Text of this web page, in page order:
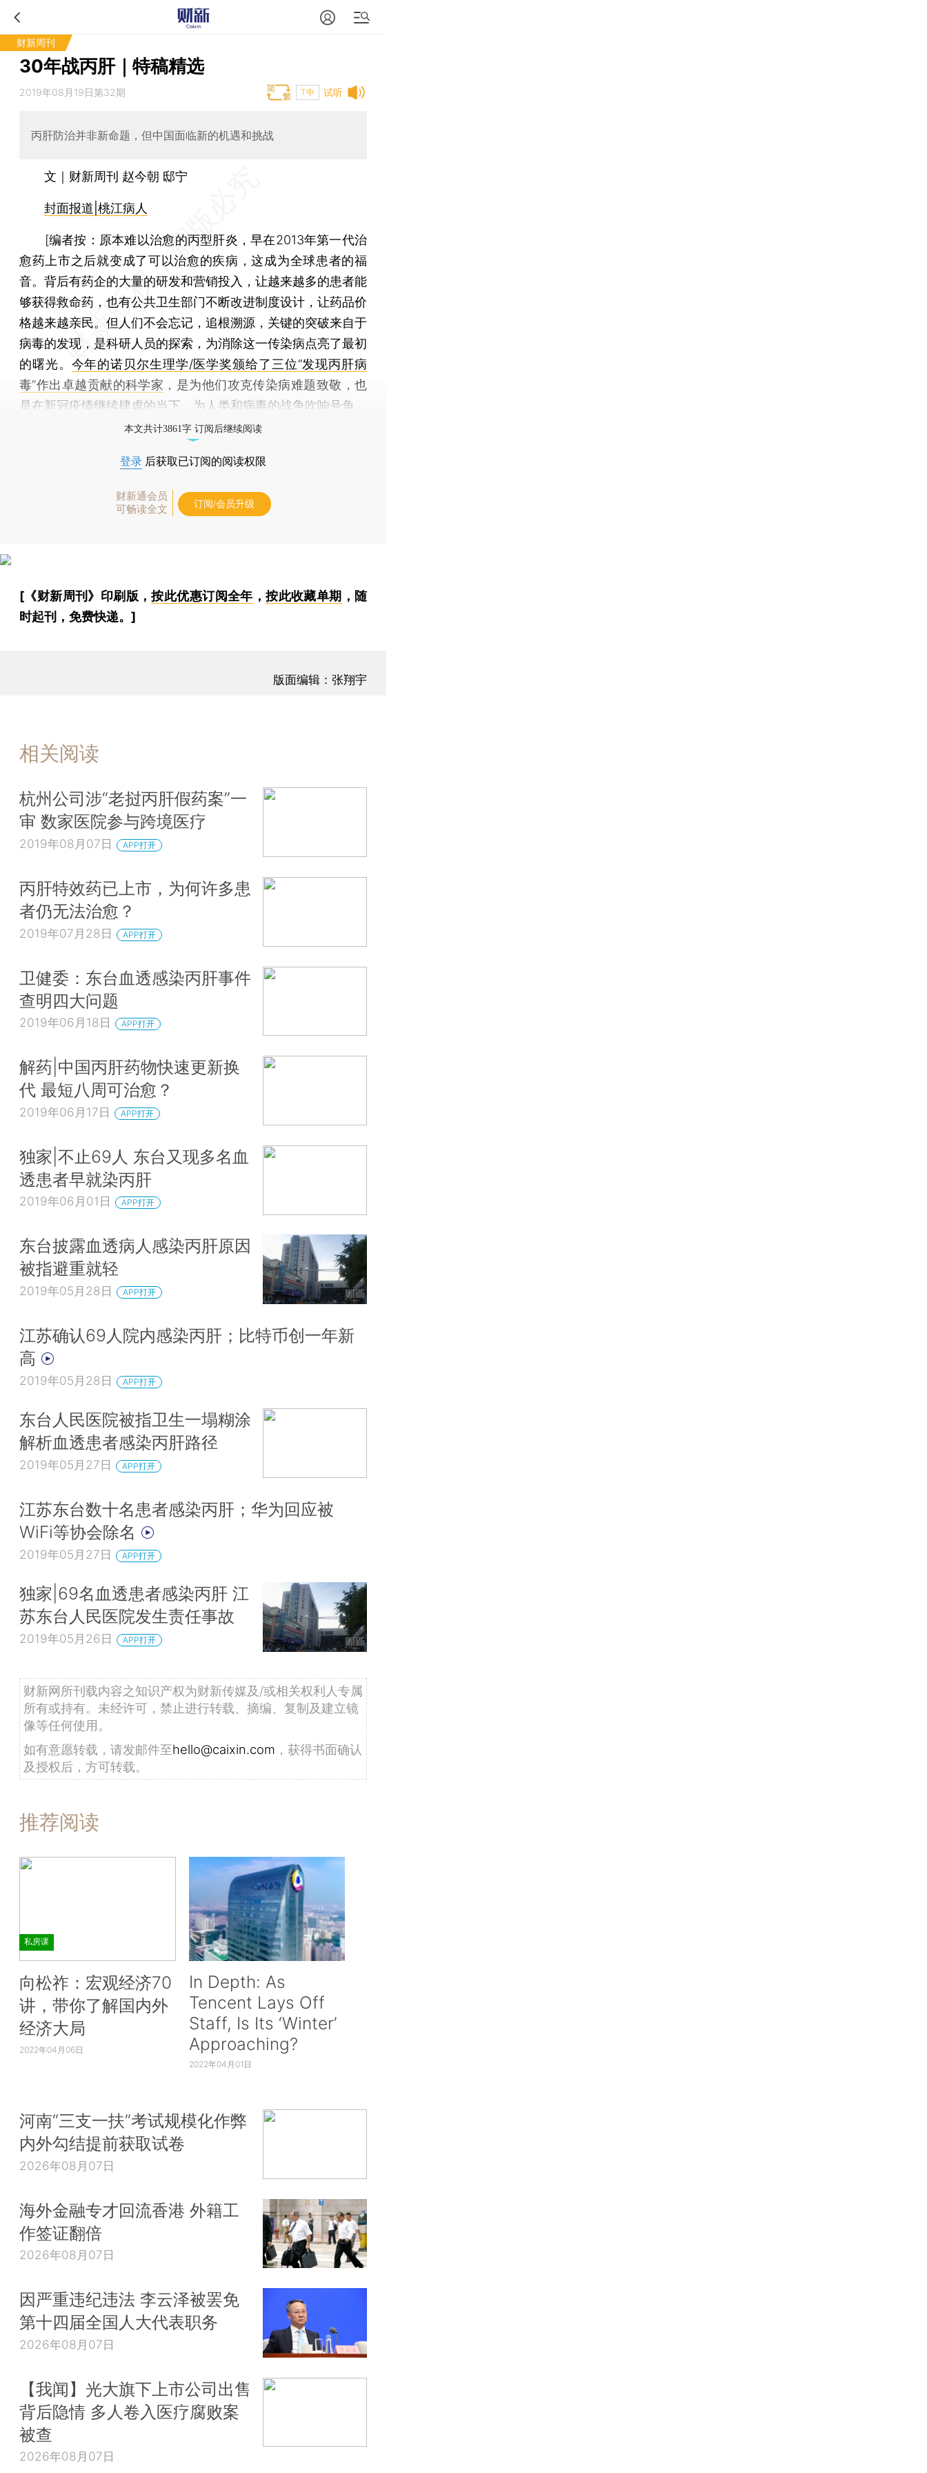
财新周刊
30年战丙肝｜特稿精选
试听
2019年08月19日第32期 T中
丙肝防治并非新命题，但中国面临新的机遇和挑战
文｜财新周刊 赵今朝 邸宁
封面报道|桃江病人
[编者按： 原本难以治愈的丙型肝炎，早在2013年第一代治
愈药上市之后就变成了可以治愈的疾病，这成为全球患者的福
音。背后有药企的大量的研发和营销投入，让越来越多的患者能
够获得救命药，也有公共卫生部门不断改进制度设计，让药品价
格越来越亲民。但人们不会忘记，追根溯源，关键的突破来自于
病毒的发现，是科研人员的探索，为消除这一传染病点亮了最初
的曙光。 今年的诺贝尔生理学/医学奖颁给了三位“发现丙肝病
毒”作出卓越贡献的科学家 ，是为他们攻克传染病难题致敬，也
是在新冠疫情继续肆虐的当下，为人类和病毒的战争吹响号角。
本文共计3861字 订阅后继续阅读
登录 后获取已订阅的阅读权限
财新通会员
可畅读全文
订阅/会员升级
[《财新周刊》印刷版，按此优惠订阅全年 ，按此收藏单期 ，随
时起刊，免费快递。]
版面编辑：张翔宇
相关阅读
杭州公司涉“老挝丙肝假药案”一
审 数家医院参与跨境医疗
2019年08月07日 APP打开
丙肝特效药已上市，为何许多患
者仍无法治愈？
2019年07月28日 APP打开
卫健委：东台血透感染丙肝事件
查明四大问题
2019年06月18日 APP打开
解药|中国丙肝药物快速更新换
代 最短八周可治愈？
2019年06月17日 APP打开
独家|不止69人 东台又现多名血
透患者早就染丙肝
2019年06月01日 APP打开
东台披露血透病人感染丙肝原因
被指避重就轻
2019年05月28日 APP打开
江苏确认69人院内感染丙肝；比特币创一年新
高
2019年05月28日 APP打开
东台人民医院被指卫生一塌糊涂
解析血透患者感染丙肝路径
2019年05月27日 APP打开
江苏东台数十名患者感染丙肝；华为回应被
WiFi等协会除名
2019年05月27日 APP打开
独家|69名血透患者感染丙肝 江
苏东台人民医院发生责任事故
2019年05月26日 APP打开
财新网所刊载内容之知识产权为财新传媒及/或相关权利人专属
所有或持有。未经许可，禁止进行转载、摘编、复制及建立镜
像等任何使用。
如有意愿转载，请发邮件至hello@caixin.com ，获得书面确认
及授权后，方可转载。
推荐阅读
私房课
向松祚：宏观经济70
讲，带你了解国内外
经济大局
2022年04月06日
In Depth: As
Tencent Lays Off
Staff, Is Its ‘Winter’
Approaching?
2022年04月01日
河南“三支一扶”考试规模化作弊
内外勾结提前获取试卷
2026年08月07日
海外金融专才回流香港 外籍工
作签证翻倍
2026年08月07日
因严重违纪违法 李云泽被罢免
第十四届全国人大代表职务
2026年08月07日
【我闻】光大旗下上市公司出售
背后隐情 多人卷入医疗腐败案
被查
2026年08月07日